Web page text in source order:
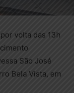
volta das 13h
São José
Bela Vista, em